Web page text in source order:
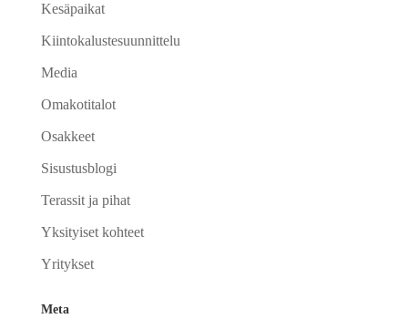
Kesäpaikat
Kiintokalustesuunnittelu
Media
Omakotitalot
Osakkeet
Sisustusblogi
Terassit ja pihat
Yksityiset kohteet
Yritykset
Meta